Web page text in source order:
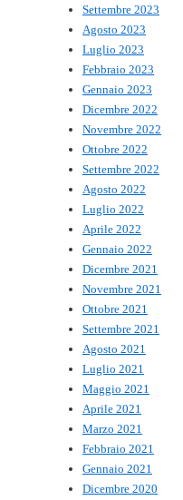
Settembre 2023
Agosto 2023
Luglio 2023
Febbraio 2023
Gennaio 2023
Dicembre 2022
Novembre 2022
Ottobre 2022
Settembre 2022
Agosto 2022
Luglio 2022
Aprile 2022
Gennaio 2022
Dicembre 2021
Novembre 2021
Ottobre 2021
Settembre 2021
Agosto 2021
Luglio 2021
Maggio 2021
Aprile 2021
Marzo 2021
Febbraio 2021
Gennaio 2021
Dicembre 2020